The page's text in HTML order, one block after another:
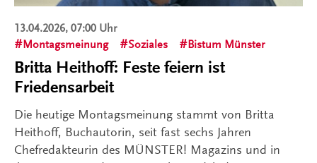
13.04.2026, 07:00 Uhr
Montagsmeinung
Soziales Bistum Münster
Britta Heithoff: Feste feiern ist
Friedensarbeit
Die heutige Montagsmeinung stammt von Britta
Heithoff, Buchautorin, seit fast sechs Jahren
Chefredakteurin des MÜNSTER! Magazins und in